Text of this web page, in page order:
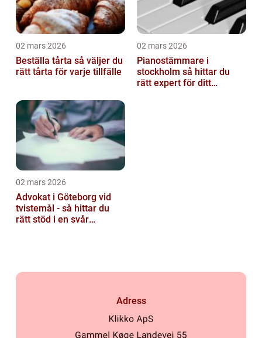
02 mars 2026
Beställa tårta så väljer du
rätt tårta för varje tillfälle
02 mars 2026
Pianostämmare i
stockholm så hittar du
rätt expert för ditt
02 mars 2026
Advokat i Göteborg vid
tvistemål - så hittar du
rätt stöd i en svår
Adress